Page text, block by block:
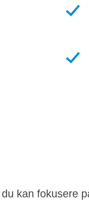
kan fokusere